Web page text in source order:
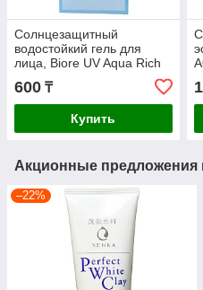
Солнцезащитный
водостойкий гель для
лица, Biore UV Aqua Rich
Watery Gel SPF50+, 7 мл
600 ₸
Купить
Акционные предложения
–22%